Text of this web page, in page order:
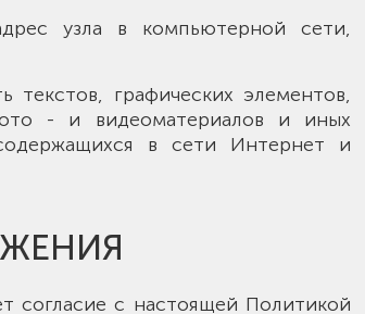
узла в компьютерной сети,
графических элементов,
- и видеоматериалов и иных
содержащихся в сети Интернет и
согласие с настоящей Политикой